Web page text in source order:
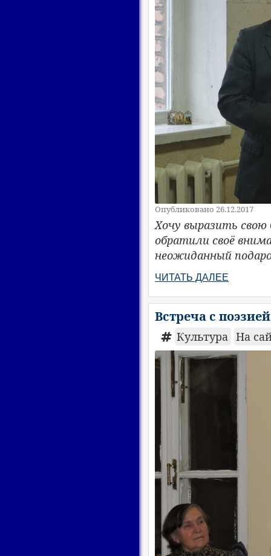
Опубликовано 26.12.2017
Хочу выразить
обратили своё
неожиданный
ЧИТАТЬ ДАЛЕЕ
Встреча с
Культура На